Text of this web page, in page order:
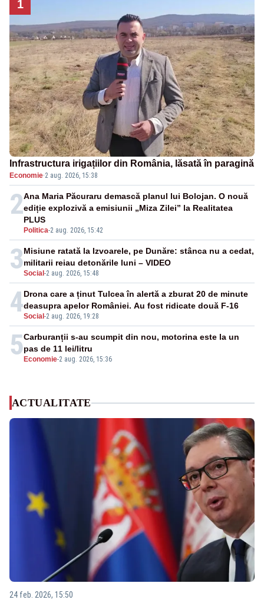
1
Infrastructura irigațiilor din România, lăsată în paragină
Economie·2 aug. 2026, 15:38
2
Politica-2 aug. 2026, 15:42
Ana Maria Păcuraru demască planul lui Bolojan. O nouă
ediție explozivă a emisiunii „Miza Zilei” la Realitatea
PLUS
3Social -2 aug. 2026, 15:48
Misiune ratată la Izvoarele, pe Dunăre: stânca nu a cedat,
militarii reiau detonările luni – VIDEO
4Social -2 aug. 2026, 19:28
Drona care a ținut Tulcea în alertă a zburat 20 de minute
deasupra apelor României. Au fost ridicate două F-16
5 Economie-2 aug. 2026, 15:36
Carburanții s-au scumpit din nou, motorina este la un
pas de 11 lei/litru
ACTUALITATE
24 feb. 2026, 15:50